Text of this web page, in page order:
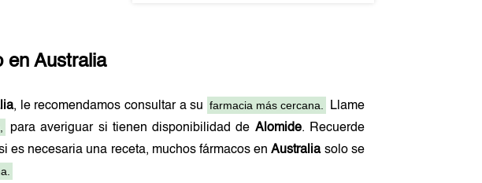
enAustralia
, le recomendamos consultar a su farmacia más cercana.
Llame
para averiguar si tienen disponibilidad de Alomide. Recuerde
es necesaria una receta, muchos fármacos enAustraliasolo se